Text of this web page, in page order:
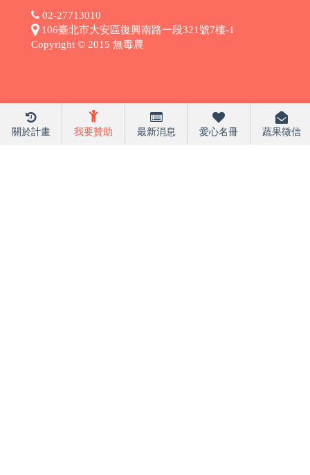
關於計畫 我要贊助 最新消息 愛心名冊 蔬果徵信
02-27713010
106臺北市大安區復興南路一段321號7樓-1
Copyright © 2015 無毒農